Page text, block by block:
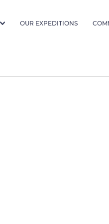
OUR EXPEDITIONS